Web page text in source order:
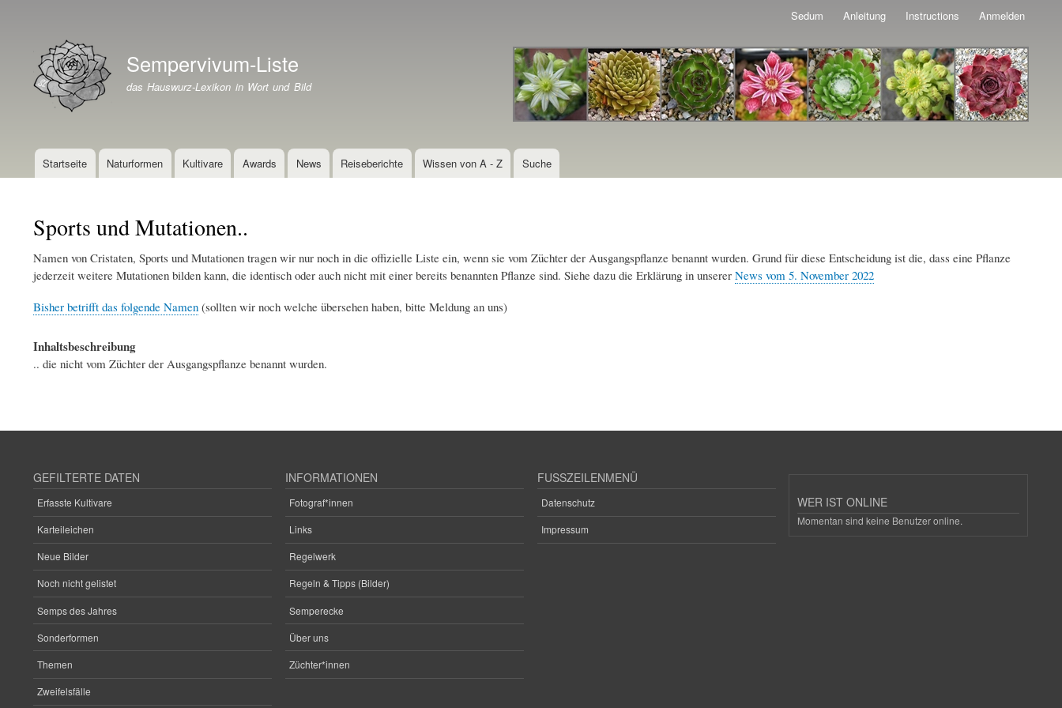
Inhalt
Sedum Anleitung Instructions Anmelden
Branding der WebsiteSempervivum-Liste
das Hauswurz-Lexikon in Wort und Bild
Hauptnavigation
Startseite Naturformen Kultivare Awards News Reiseberichte Wissen von A - Z Suche
Sports und Mutationen..
Namen von Cristaten, Sports und Mutationen tragen wir nur noch in die offizielle Liste ein, wenn sie vom Züchter der Ausgangspflanze benannt wurden. Grund für diese Entscheidung ist die, dass eine Pflanze
jederzeit weitere Mutationen bilden kann, die identisch oder auch nicht mit einer bereits benannten Pflanze sind. Siehe dazu die Erklärung in unserer News vom 5. November 2022
Bisher betrifft das folgende Namen (sollten wir noch welche übersehen haben, bitte Meldung an uns)
Inhaltsbeschreibung
.. die nicht vom Züchter der Ausgangspflanze benannt wurden.
GEFILTERTE DATEN
Erfasste Kultivare
Karteileichen
Neue Bilder
Noch nicht gelistet
Semps des Jahres
Sonderformen
Themen
Zweifelsfälle
INFORMATIONEN
Fotograf*innen
Links
Regelwerk
Regeln & Tipps (Bilder)
Semperecke
Über uns
Züchter*innen
FUSSZEILENMENÜ
Datenschutz
Impressum
WER IST ONLINE
Momentan sind keine Benutzer online.